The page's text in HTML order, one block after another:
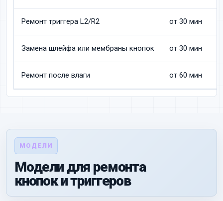
Ремонт триггера L2/R2 от 30 мин
Замена шлейфа или мембраны кнопок от 30 мин
Ремонт после влаги от 60 мин
МОДЕЛИ
Модели для ремонта
кнопок и триггеров